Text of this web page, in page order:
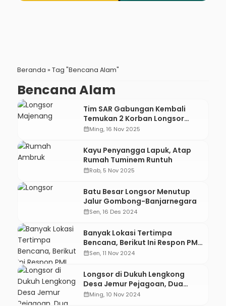
Beranda » Tag "Bencana Alam"
Bencana Alam
Tim SAR Gabungan Kembali
Temukan 2 Korban Longsor
Majenang
calendar_monthMing, 16 Nov 2025
Kayu Penyangga Lapuk, Atap
Rumah Tuminem Runtuh
calendar_monthRab, 5 Nov 2025
Batu Besar Longsor Menutup
Jalur Gombong-Banjarnegara
calendar_monthSen, 16 Des 2024
Banyak Lokasi Tertimpa
Bencana, Berikut Ini Respon PMI
Kebumen
calendar_monthSen, 11 Nov 2024
Longsor di Dukuh Lengkong
Desa Jemur Pejagoan, Dua
Korban Ditemukan Meninggal
calendar_monthMing, 10 Nov 2024